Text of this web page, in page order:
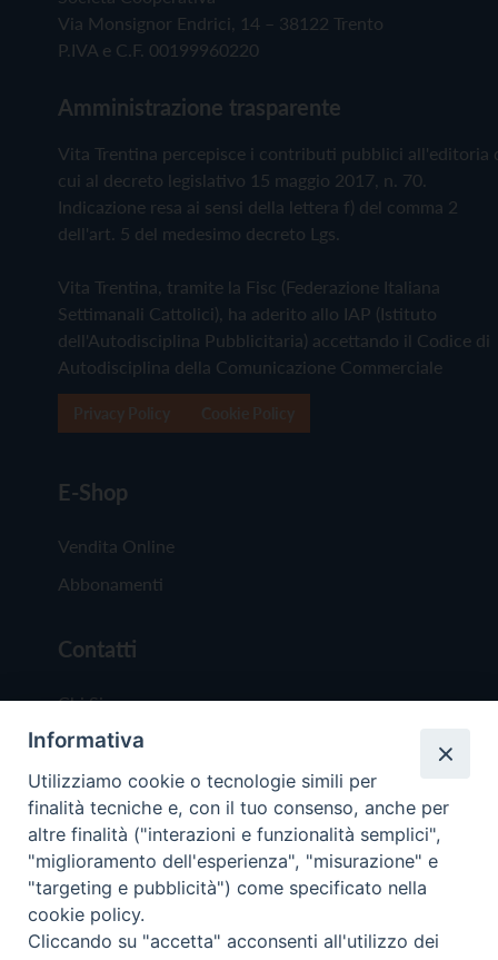
Via Monsignor Endrici, 14 – 38122 Trento
P.IVA e C.F. 00199960220
Amministrazione trasparente
Vita Trentina percepisce i contributi pubblici all'editoria
cui al decreto legislativo 15 maggio 2017, n. 70.
Indicazione resa ai sensi della lettera f) del comma 2
dell'art. 5 del medesimo decreto Lgs.
Vita Trentina, tramite la Fisc (Federazione Italiana
Settimanali Cattolici), ha aderito allo IAP (Istituto
dell'Autodisciplina Pubblicitaria) accettando il Codice di
Autodisciplina della Comunicazione Commerciale
E-Shop
Vendita Online
Abbonamenti
Contatti
Chi Siamo
Redazione
Scrivici
Copyright © 2019 - Tutti i diritti riservati - Vita
Trentina Editrice
Informativa
Utilizziamo cookie o tecnologie simili per
finalità tecniche e, con il tuo consenso, anche per
altre finalità ("interazioni e funzionalità semplici",
"miglioramento dell'esperienza", "misurazione" e
"targeting e pubblicità") come specificato nella
cookie policy.
Cliccando su "accetta" acconsenti all'utilizzo dei